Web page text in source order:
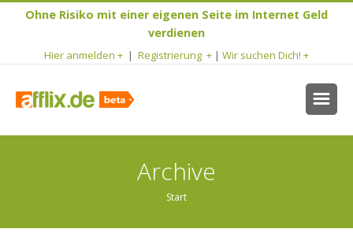
Ohne Risiko mit einer eigenen Seite im Internet Geld
verdienen
Hier anmelden + | Registrierung + | Wir suchen Dich! +
Archive
Start